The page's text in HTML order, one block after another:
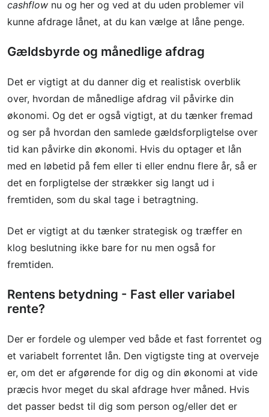
cashflow nu og her og ved at du uden problemer vil
kunne afdrage lånet, at du kan vælge at låne penge.
Gældsbyrde og månedlige afdrag
Det er vigtigt at du danner dig et realistisk overblik
over, hvordan de månedlige afdrag vil påvirke din
økonomi. Og det er også vigtigt, at du tænker fremad
og ser på hvordan den samlede gældsforpligtelse over
tid kan påvirke din økonomi. Hvis du optager et lån
med en løbetid på fem eller ti eller endnu flere år, så er
det en forpligtelse der strækker sig langt ud i
fremtiden, som du skal tage i betragtning.
Det er vigtigt at du tænker strategisk og træffer en
klog beslutning ikke bare for nu men også for
fremtiden.
Rentens betydning - Fast eller variabel
rente?
Der er fordele og ulemper ved både et fast forrentet og
et variabelt forrentet lån. Den vigtigste ting at overveje
er, om det er afgørende for dig og din økonomi at vide
præcis hvor meget du skal afdrage hver måned. Hvis
det passer bedst til dig som person og/eller det er